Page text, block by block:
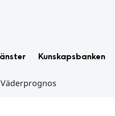
Kunskapsbanken
Väderprognos